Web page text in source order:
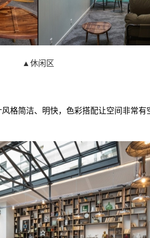
▲休闲区
简洁、明快，色彩搭配让空间非常有